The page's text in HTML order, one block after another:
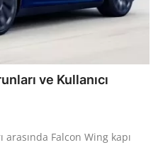
ve Kullanıcı
Falcon Wing kapı